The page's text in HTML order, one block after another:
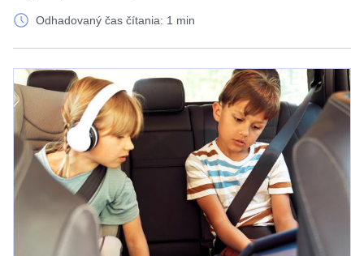
Odhadovaný čas čítania: 1 min